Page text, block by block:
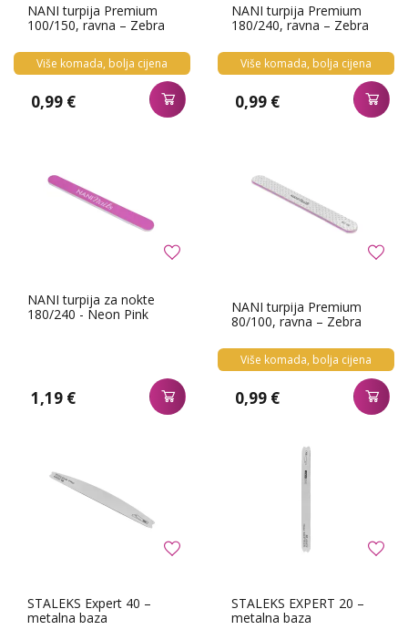
NANI turpija Premium
100/150, ravna – Zebra
Više komada, bolja cijena
0,99 €
NANI turpija Premium
180/240, ravna – Zebra
Više komada, bolja cijena
0,99 €
NANI turpija za nokte
180/240 - Neon Pink
1,19 €
NANI turpija Premium
80/100, ravna – Zebra
Više komada, bolja cijena
0,99 €
STALEKS Expert 40 –
metalna baza
STALEKS EXPERT 20 –
metalna baza